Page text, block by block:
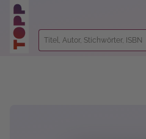
springen